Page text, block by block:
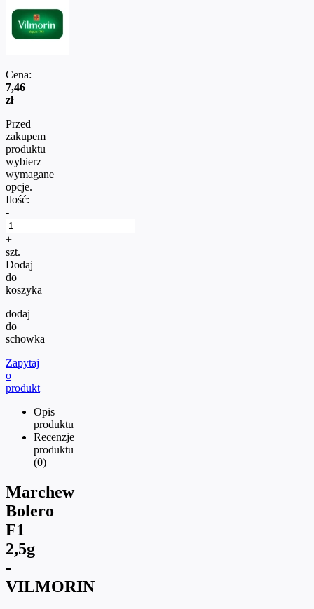
Cena:
7,46
zł
Przed
zakupem
produktu
wybierz
wymagane
opcje.
Ilość:
-
+
szt.
Dodaj
do
koszyka
dodaj
do
schowka
Zapytaj
o
produkt
Opis
produktu
Recenzje
produktu
(0)
Marchew
Bolero
F1
2,5g
-
VILMORIN